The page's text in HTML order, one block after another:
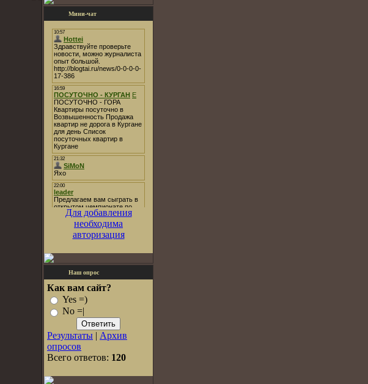
Мини-чат
Для добавления
необходима
авторизация
Наш опрос
Как вам сайт?
Yes =)
No =|
Результаты | Архив
опросов
Всего ответов: 120